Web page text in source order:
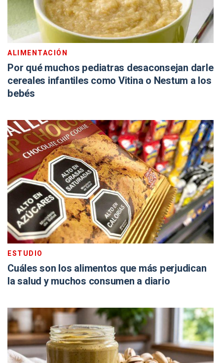
ALIMENTACIÓN
Por qué muchos pediatras desaconsejan darle
cereales infantiles como Vitina o Nestum a los
bebés
ESTUDIO
Cuáles son los alimentos que más perjudican
la salud y muchos consumen a diario